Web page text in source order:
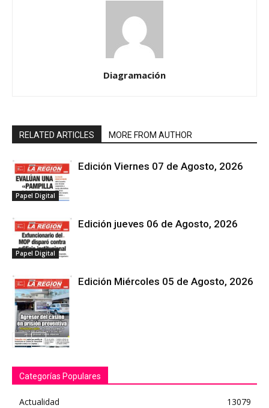
Diagramación
RELATED ARTICLES MORE FROM AUTHOR
Papel Digital
Edición Viernes 07 de Agosto, 2026
Papel Digital
Edición jueves 06 de Agosto, 2026
Edición Miércoles 05 de Agosto, 2026
Categorías Populares
Actualidad
13079